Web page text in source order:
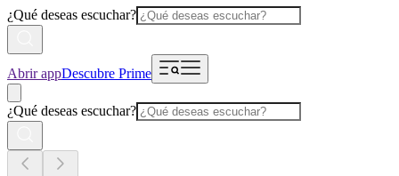
¿Qué deseas escuchar?
Abrir appDescubre Prime
¿Qué deseas escuchar?